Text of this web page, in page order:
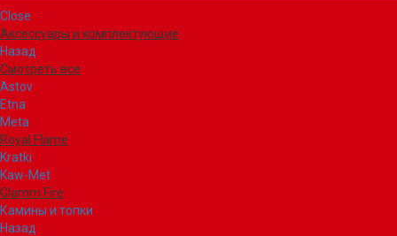
Close
Аксессуары и комплектующие
Назад
Смотреть все
Astov
Etna
Meta
Royal Flame
Kratki
Kaw-Met
Glamm Fire
Камины и топки
Назад